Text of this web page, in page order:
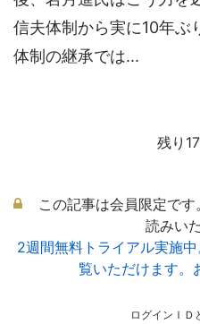
信夫体制から実に10年ぶ
体制の継承では...
残り
この記事は会員限定で
読みい
2週間無料トライアル実施
覧いただけます。
ログインＩＤ